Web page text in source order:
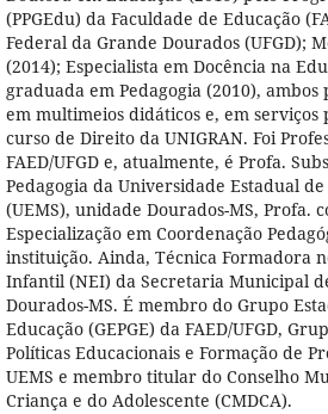
(PPGEdu) da Faculdade de Educação
Federal da Grande Dourados (UFGD);
(2014); Especialista em Docência na
graduada em Pedagogia (2010), ambos
em multimeios didáticos e, em
curso de Direito da UNIGRAN. Foi
FAED/UFGD e, atualmente, é Profa.
Pedagogia da Universidade Estadual
(UEMS), unidade Dourados-MS, Profa.
Especialização em Coordenação
instituição. Ainda, Técnica Formadora
Infantil (NEI) da Secretaria Municipal
Dourados-MS. É membro do Grupo
Educação (GEPGE) da FAED/UFGD,
Políticas Educacionais e Formação de
UEMS e membro titular do Conselho
Criança e do Adolescente (CMDCA).